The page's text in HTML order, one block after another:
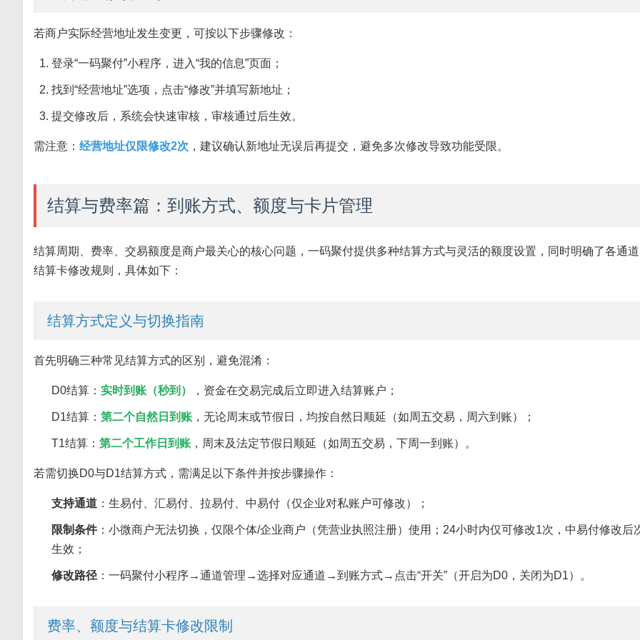
若商户实际经营地址发生变更，可按以下步骤修改：
登录“一码聚付”小程序，进入“我的信息”页面；
找到“经营地址”选项，点击“修改”并填写新地址；
提交修改后，系统会快速审核，审核通过后生效。
需注意： 经营地址仅限修改2次 ，建议确认新地址无误后再提交，避免多次修改导致功能受限。
结算与费率篇：到账方式、额度与卡片管理
结算周期、费率、交易额度是商户最关心的核心问题，一码聚付提供多种结算方式与灵活的额度设置，同时明确了各通
结算卡修改规则，具体如下：
结算方式定义与切换指南
首先明确三种常见结算方式的区别，避免混淆：
D0结算： 实时到账（秒到） ，资金在交易完成后立即进入结算账户；
D1结算： 第二个自然日到账 ，无论周末或节假日，均按自然日顺延（如周五交易，周六到账）；
T1结算： 第二个工作日到账 ，周末及法定节假日顺延（如周五交易，下周一到账）。
若需切换D0与D1结算方式，需满足以下条件并按步骤操作：
支持通道 ：生易付、汇易付、拉易付、中易付（仅企业对私账户可修改）；
限制条件：小微商户无法切换，仅限个体/企业商户（凭营业执照注册）使用；24小时内仅可修改1次，中易付修改后
生效；
修改路径 ：一码聚付小程序→通道管理→选择对应通道→到账方式→点击“开关”（开启为D0，关闭为D1）。
费率、额度与结算卡修改限制